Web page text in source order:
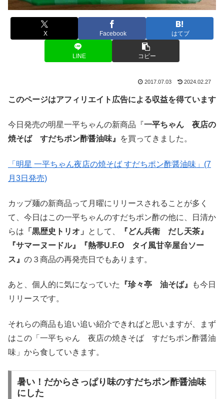
X Facebook はてブ
LINE コピー
2017.07.03 2024.02.27
このページはアフィリエイト広告による収益を得ています
今日発売の明星一平ちゃんの新商品『一平ちゃん 夜店の
焼そば すだちポン酢醤油味』
を買ってきました。
「明星 一平ちゃん夜店の焼そば すだちポン酢醤油味」(7
月3日発売)
カップ麺の新商品って月曜にリリースされることが多く
て、今日はこの一平ちゃんのすだちポン酢の他に、日清か
らは 「黒歴史トリオ」 として、
『どん兵衛 だし天茶』
『サマーヌードル』『熱帯U.F.O タイ風甘辛屋台ソー
ス』 の３商品の再発売日でもあります。
あと、個人的に気になっていた 『珍々亭 油そば』
も今日
リリースです。
それらの商品も追い追い紹介できればと思いますが、まず
はこの「一平ちゃん 夜店の焼きそば すだちポン酢醤油
味」から食していきます。
暑い！だからさっぱり味のすだちポン酢醤油味
にした